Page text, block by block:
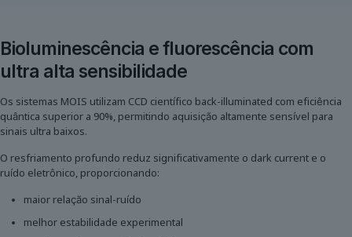
Bioluminescência e fluorescência com
ultra alta sensibilidade
Os sistemas MOIS utilizam CCD científico back-illuminated com eficiência
quântica superior a 90%, permitindo aquisição altamente sensível para
sinais ultra baixos.
O resfriamento profundo reduz significativamente o dark current e o
ruído eletrônico, proporcionando:
maior relação sinal-ruído
melhor estabilidade experimental